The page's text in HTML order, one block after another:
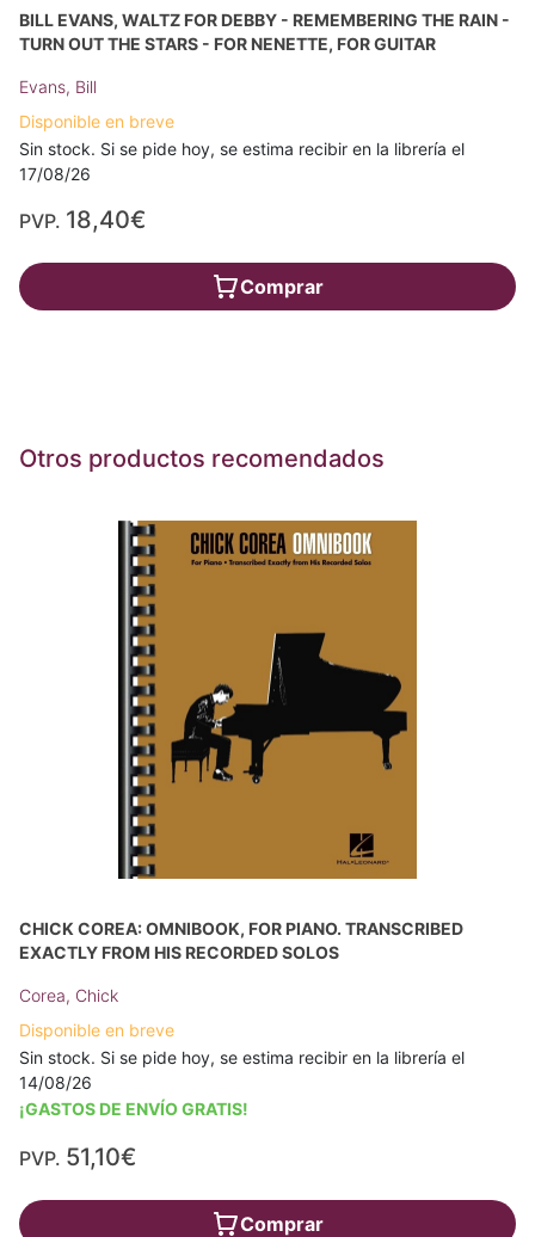
BILL EVANS, WALTZ FOR DEBBY - REMEMBERING THE RAIN -
TURN OUT THE STARS - FOR NENETTE, FOR GUITAR
Evans, Bill
Disponible en breve
Sin stock. Si se pide hoy, se estima recibir en la librería el
17/08/26
PVP. 18,40€
Comprar
Otros productos recomendados
CHICK COREA: OMNIBOOK, FOR PIANO. TRANSCRIBED
EXACTLY FROM HIS RECORDED SOLOS
Corea, Chick
Disponible en breve
Sin stock. Si se pide hoy, se estima recibir en la librería el
14/08/26
¡GASTOS DE ENVÍO GRATIS!
PVP. 51,10€
Comprar